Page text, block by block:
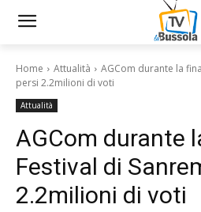
Home Attualità
AGCom durante la
persi 2.2milioni di voti
Attualità
AGCom durante
Festival di
2.2milioni di voti